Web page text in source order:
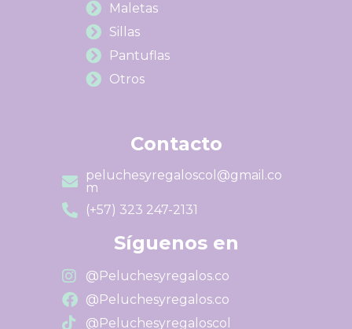
Maletas
Sillas
Pantuflas
Otros
Contacto
peluchesyregaloscol@gmail.co
m
(+57) 323 247-2131
Síguenos en
@Peluchesyregalos.co
@Peluchesyregalos.co
@Peluchesyregaloscol